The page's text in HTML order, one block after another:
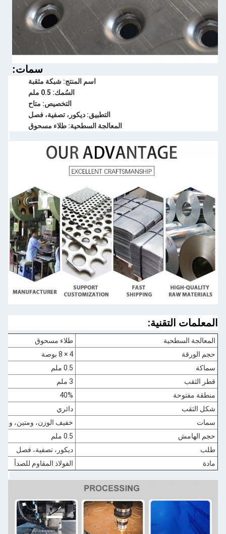
سمات:
اسم المنتج: شبكة مثقبة
السُمك: 0.5 ملم
التخصيص: متاح
التطبيق: ديكور، تصفية، فصل
المعالجة السطحية: طلاء مسحوق
المعلمات التقنية:
المعالجة السطحية
طلاء مسحوق
حجم الورقة
4 × 8 بوصة
سماكة
0.5 ملم
قطر الثقب
3 ملم
منطقة مفتوحة
40%
شكل الثقب
دائري
سمات
خفيف الوزن، ومتين،
حجم الهامش
0.5 ملم
طلب
ديكور، تصفية، فصل
مادة
الفولاذ المقاوم للصدأ